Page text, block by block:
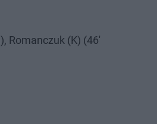
Romanczuk (K) (46'